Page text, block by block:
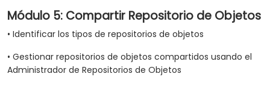
Módulo 5: Compartir Repositorio de Objetos
• Identificar los tipos de repositorios de objetos
• Gestionar repositorios de objetos compartidos usando el
Administrador de Repositorios de Objetos